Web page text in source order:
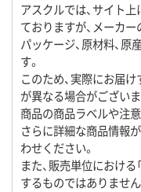
アスクルでは、サイト
ておりますが、メーカー
パッケージ、原材料、原
す。
このため、実際にお届
が異なる場合がござい
商品の商品ラベルや注
さらに詳細な商品情報
わせください。
また、販売単位における
するものではありませ